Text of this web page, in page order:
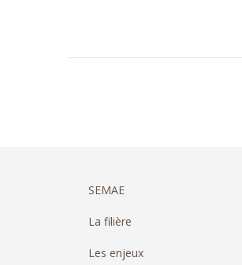
SEMAE
La filière
Les enjeux